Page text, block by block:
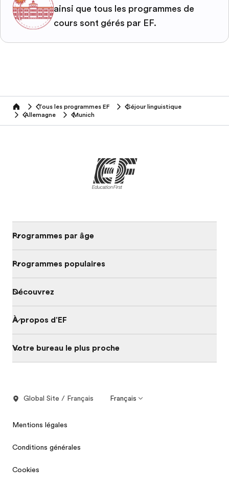
ainsi que tous les programmes de
cours sont gérés par EF.
home Tous les programmes EF
Séjour linguistique
Allemagne
Munich
Programmes par âge
Programmes populaires
Découvrez
À propos d'EF
Votre bureau le plus proche
Global Site / Français Français
Mentions légales
Conditions générales
Cookies